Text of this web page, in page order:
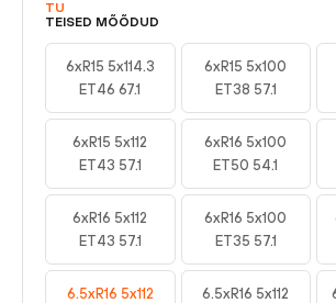
TU
TEISED MÕÕDUD
6xR15 5x114.3
ET46 67.1
6xR15 5x100
ET38 57.1
6xR15 5x112
ET43 57.1
6xR16 5x100
ET50 54.1
6xR16 5x112
ET43 57.1
6xR16 5x100
ET35 57.1
6.5xR16 5x112
6.5xR16 5x112